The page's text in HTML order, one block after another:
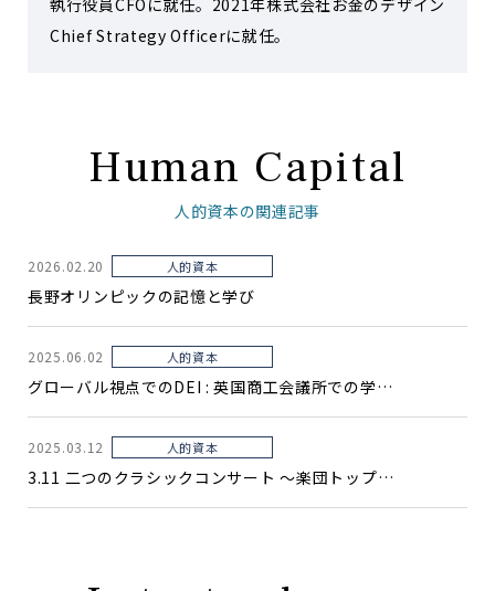
執行役員CFOに就任。2021年株式会社お金のデザイン
Chief Strategy Officerに就任。
Human Capital
人的資本の関連記事
2026.02.20 人的資本
長野オリンピックの記憶と学び
2025.06.02 人的資本
グローバル視点でのDEI : 英国商工会議所での学…
2025.03.12 人的資本
3.11 二つのクラシックコンサート 〜楽団トップ…